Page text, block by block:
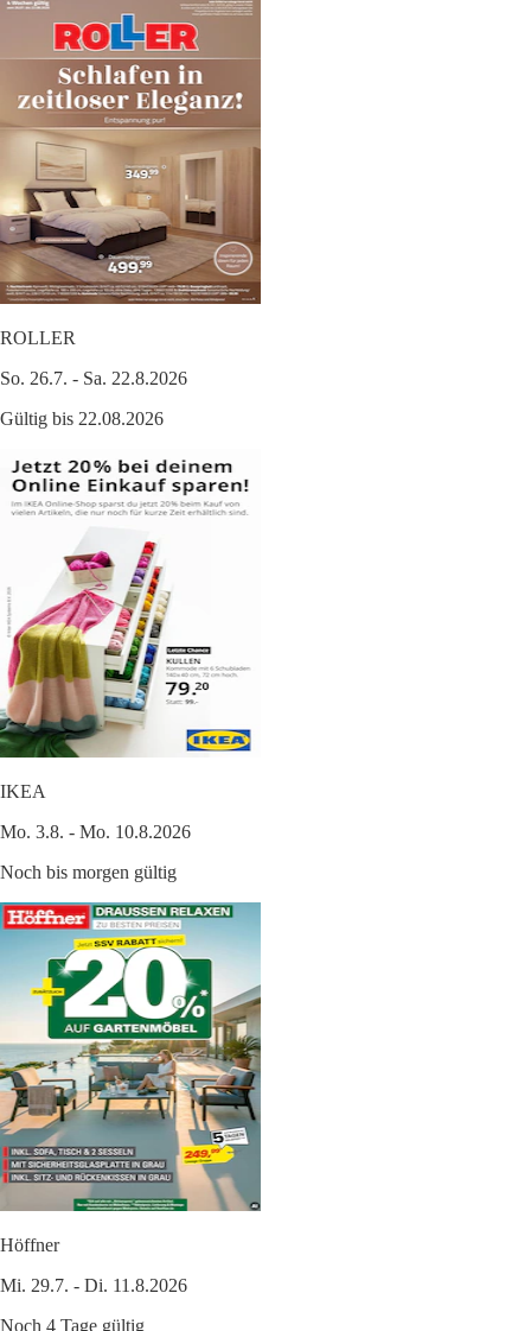
ROLLER
So. 26.7. - Sa. 22.8.2026
Gültig bis 22.08.2026
IKEA
Mo. 3.8. - Mo. 10.8.2026
Noch bis morgen gültig
Höffner
Mi. 29.7. - Di. 11.8.2026
Noch 4 Tage gültig